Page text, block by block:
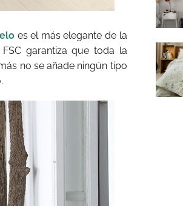
es el más elegante de la
garantiza que toda la
no se añade ningún tipo